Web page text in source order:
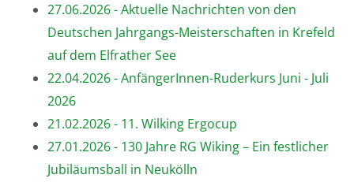
27.06.2026 - Aktuelle Nachrichten von den
Deutschen Jahrgangs-Meisterschaften in Krefeld
auf dem Elfrather See
22.04.2026 - AnfängerInnen-Ruderkurs Juni - Juli
2026
21.02.2026 - 11. Wilking Ergocup
27.01.2026 - 130 Jahre RG Wiking – Ein festlicher
Jubiläumsball in Neukölln